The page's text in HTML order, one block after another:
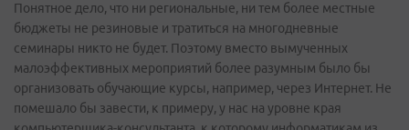
Понятное дело, что ни региональные, ни тем более местные
бюджеты не резиновые и тратиться на многодневные
семинары никто не будет. Поэтому вместо вымученных
малоэффективных мероприятий более разумным было бы
организовать обучающие курсы, например, через Интернет. Не
помешало бы завести, к примеру, у нас на уровне края